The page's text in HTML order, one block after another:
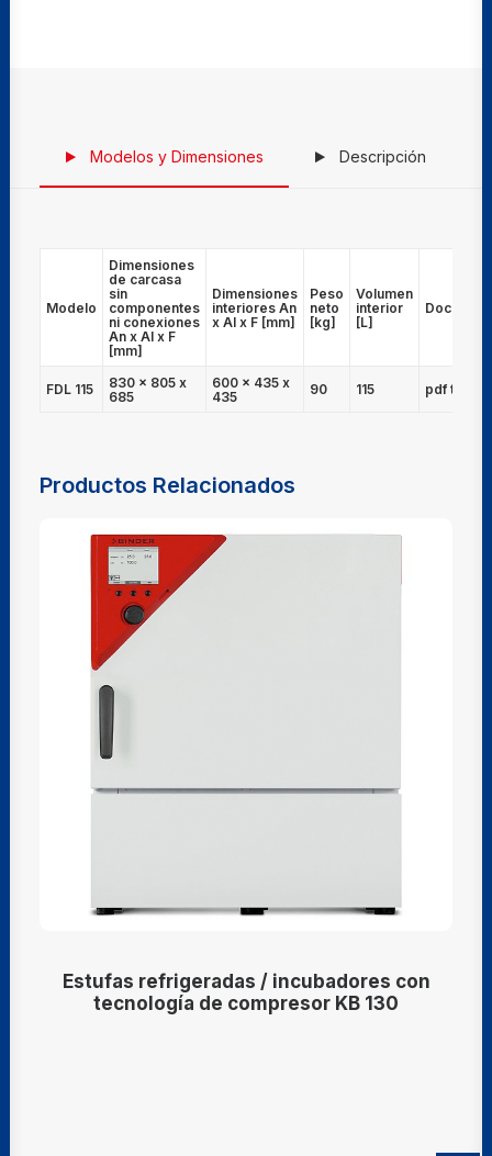
Modelos y Dimensiones Descripción
Modelo
Dimensiones
de carcasa
sin
componentes
ni conexiones
An x Al x F
[mm]
Dimensiones
interiores An
x Al x F [mm]
Peso
neto
[kg]
Volumen
interior
[L]
FDL 115
830 x 805 x
685
600 x 435 x
435
90 115 pdf
Productos Relacionados
Estufas refrigeradas / incubadores con
tecnología de compresor KB 130